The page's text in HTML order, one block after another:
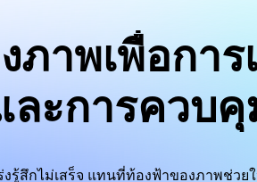
าพเพื่อการ
ละการควบ
สึกไม่เสร็จ แทนที่ท้องฟ้าของภาพช่วย